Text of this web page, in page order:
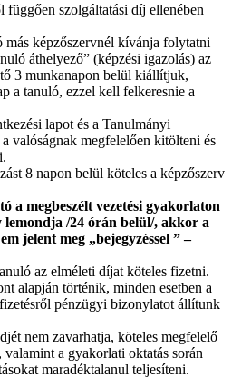
függően szolgáltatási díj ellenében
más képzőszervnél kívánja folytatni
áthelyező” (képzési igazolás) az
3 munkanapon belül kiállítjuk,
a tanuló, ezzel kell felkeresnie a
lapot és a Tanulmányi
a valóságnak megfelelően kitölteni és
8 napon belül köteles a képzőszerv
a megbeszélt vezetési gyakorlaton
lemondja /24 órán belül/, akkor a
jelent meg „bejegyzéssel ” –
az elméleti díjat köteles fizetni.
alapján történik, minden esetben a
pénzügyi bizonylatot állítunk
nem zavarhatja, köteles megfelelő
valamint a gyakorlati oktatás során
maradéktalanul teljesíteni.